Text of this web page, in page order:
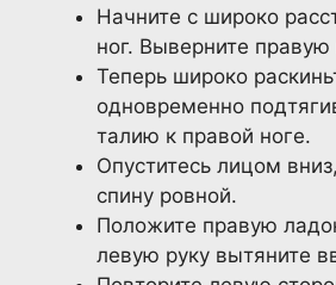
Начните с широко
ног. Выверните правую
Теперь широко
одновременно
талию к правой ноге.
Опуститесь лицом
спину ровной.
Положите правую
левую руку вытяните